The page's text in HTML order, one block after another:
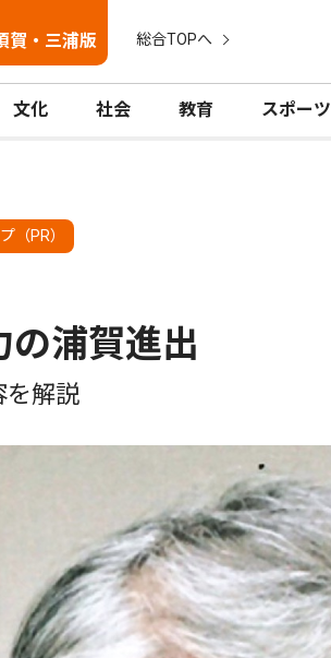
賀・三浦版 総合TOPへ
文化 社会 教育 スポーツ
（PR）
の浦賀進出
を解説